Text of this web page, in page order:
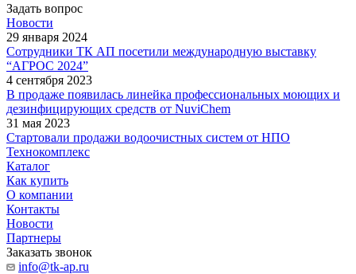
Задать вопрос
Новости
29 января 2024
Сотрудники ТК АП посетили международную выставку
“АГРОС 2024”
4 сентября 2023
В продаже появилась линейка профессиональных моющих и
дезинфицирующих средств от NuviChem
31 мая 2023
Стартовали продажи водоочистных систем от НПО
Технокомплекс
Каталог
Как купить
О компании
Контакты
Новости
Партнеры
Заказать звонок
info@tk-ap.ru